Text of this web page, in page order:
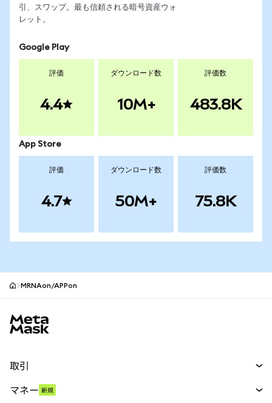
引、スワップ。最も信頼される暗号資産ウォ
レット。
Google Play
評価
4.4
ダウンロード数
10M+
評価数
483.8K
App Store
評価
4.7
ダウンロード数
50M+
評価数
75.8K
MRNAon/APPon
取引
マネー 新規